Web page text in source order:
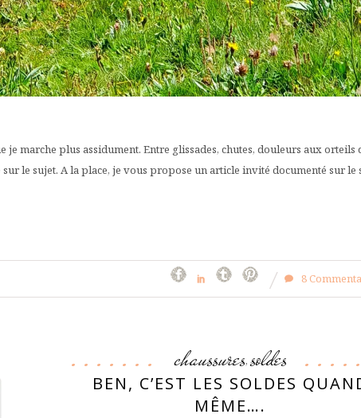
je marche plus assidument. Entre glissades, chutes, douleurs aux orteils
le sujet. A la place, je vous propose un article invité documenté sur le
8
chaussures,soldes
BEN, C’EST LES SOLDES
MÊME….